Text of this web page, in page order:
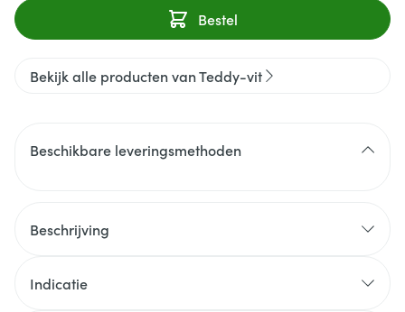
Bestel
Bekijk alle producten van Teddy-vit
Beschikbare leveringsmethoden
Beschrijving
Indicatie